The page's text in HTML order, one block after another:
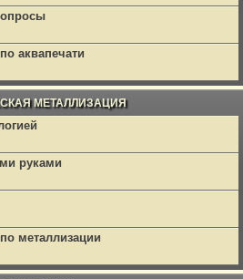
аквапечати
МЕТАЛЛИЗАЦИЯ
руками
металлизации